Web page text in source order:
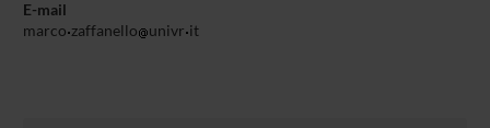
E-mail
marco zaffanello univr it